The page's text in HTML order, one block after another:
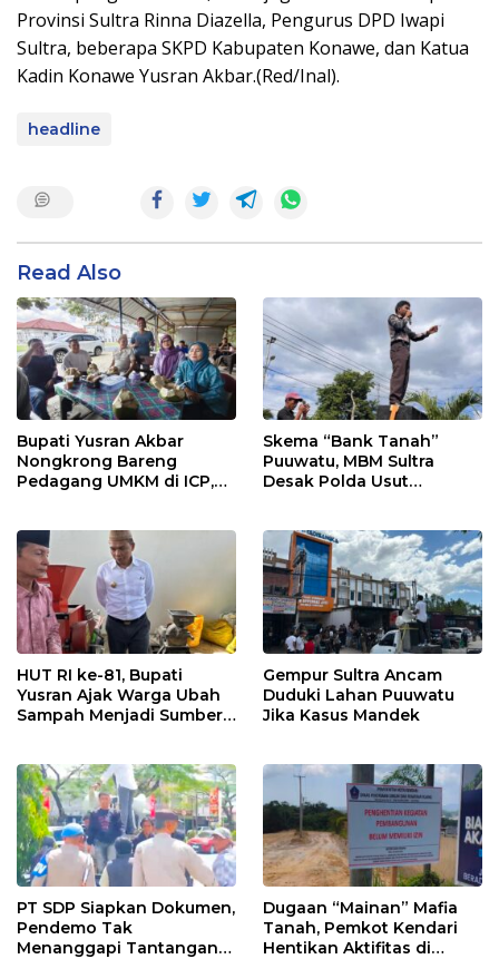
Provinsi Sultra Rinna Diazella, Pengurus DPD Iwapi
Sultra, beberapa SKPD Kabupaten Konawe, dan Katua
Kadin Konawe Yusran Akbar.(Red/Inal).
headline
Read Also
Bupati Yusran Akbar
Nongkrong Bareng
Pedagang UMKM di ICP,
Kerakyatan
Skema “Bank Tanah”
Puuwatu, MBM Sultra
Desak Polda Usut
HUT RI ke-81, Bupati
Yusran Ajak Warga Ubah
Sampah Menjadi Sumber
Gempur Sultra Ancam
Duduki Lahan Puuwatu
Jika Kasus Mandek
PT SDP Siapkan Dokumen,
Pendemo Tak
Menanggapi Tantangan
Dugaan “Mainan” Mafia
Tanah, Pemkot Kendari
Hentikan Aktifitas di